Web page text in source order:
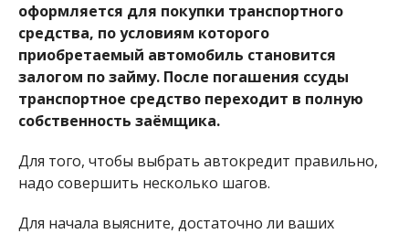
оформляется для покупки транспортного
средства, по условиям которого
приобретаемый автомобиль становится
залогом по займу. После погашения ссуды
транспортное средство переходит в полную
собственность заёмщика.
Для того, чтобы выбрать автокредит правильно,
надо совершить несколько шагов.
Для начала выясните, достаточно ли ваших